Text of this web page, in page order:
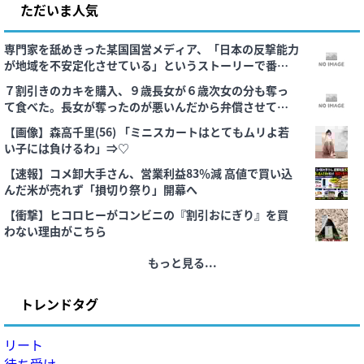
ただいま人気
専門家を舐めきった某国国営メディア、「日本の反撃能力
が地域を不安定化させている」というストーリーで番組
制作を進めようとするも……
７割引きのカキを購入、９歳長女が６歳次女の分も奪っ
て食べた。長女が奪ったのが悪いんだから弁償させてい
いよね？
【画像】森高千里(56) 「ミニスカートはとてもムリよ若
い子には負けるわ」⇒♡
【速報】コメ卸大手さん、営業利益83％減 高値で買い込
んだ米が売れず「損切り祭り」開幕へ
【衝撃】ヒコロヒーがコンビニの『割引おにぎり』を買
わない理由がこちら
もっと見る...
トレンドタグ
リート